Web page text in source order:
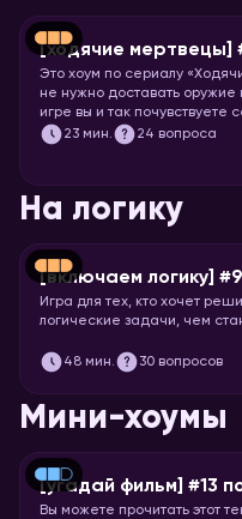
[ходячие мертвецы]
Это хоум по сериалу
не нужно доставать оружие
игре вы и так почувствуете
Спросим вас про все 11
23 мин. 24 вопроса
На логику
[включаем логику] #9
Игра для тех, кто хочет
логические задачи, чем
48 мин. 30 вопросов
Мини-хоумы
[угадай фильм] #13
Вы можете прочитать этот